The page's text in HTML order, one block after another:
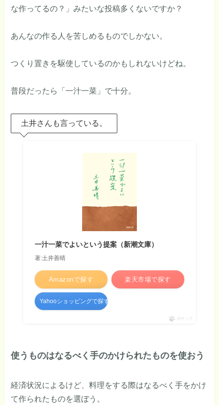
な作ってるの？」みたいな投稿多くないですか？
あんなの作る人を苦しめるものでしかない。
つくり置きを駆使しているのかもしれないけどね。
普段だったら「一汁一菜」で十分。
土井さんも言っている。
一汁一菜でよいという提案（新潮文庫）
著:土井善晴
Amazonで探す 楽天市場で探す
Yahooショッピングで探す
ポチップ
使うものはなるべく手のかけられたものを使おう
経済状況によるけど、料理をする際はなるべく手をかけ
て作られたものを選ぼう。